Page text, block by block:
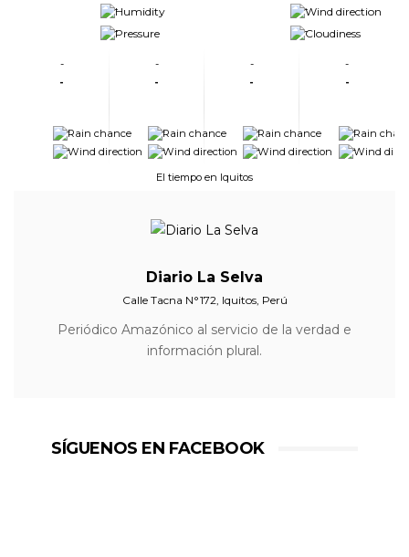
-
-
-
-
-
-
-
-
-
-
-
-
-
-
-
-
-
-
-
-
El tiempo en Iquitos
Diario La Selva
Calle Tacna N°172, Iquitos, Perú
Periódico Amazónico al servicio de la verdad e
información plural.
SÍGUENOS EN FACEBOOK